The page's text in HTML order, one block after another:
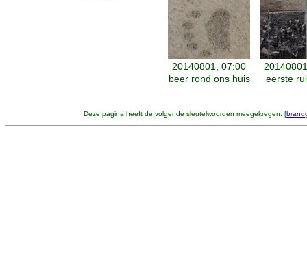
20140801, 07:00
beer rond ons huis
eerste
Deze pagina heeft de volgende sleutelwoorden meegekregen: [